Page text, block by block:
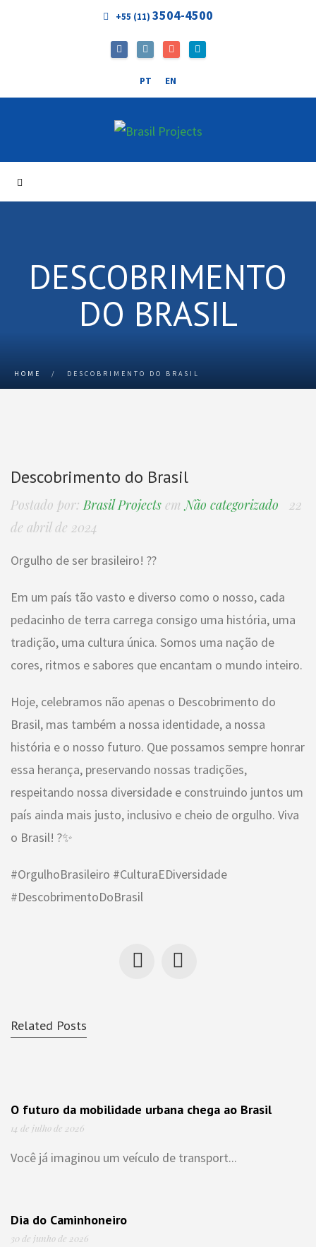
+55 (11) 3504-4500
PT EN
DESCOBRIMENTO
DO BRASIL
HOME / DESCOBRIMENTO DO BRASIL
Descobrimento do Brasil
Postado por: Brasil Projects em Não categorizado
22
de abril de 2024
Orgulho de ser brasileiro! ??
Em um país tão vasto e diverso como o nosso, cada
pedacinho de terra carrega consigo uma história, uma
tradição, uma cultura única. Somos uma nação de
cores, ritmos e sabores que encantam o mundo inteiro.
Hoje, celebramos não apenas o Descobrimento do
Brasil, mas também a nossa identidade, a nossa
história e o nosso futuro. Que possamos sempre honrar
essa herança, preservando nossas tradições,
respeitando nossa diversidade e construindo juntos um
país ainda mais justo, inclusivo e cheio de orgulho. Viva
o Brasil! ?✨
#OrgulhoBrasileiro #CulturaEDiversidade
#DescobrimentoDoBrasil
Related Posts
O futuro da mobilidade urbana chega ao Brasil
14 de julho de 2026
Você já imaginou um veículo de transport...
Dia do Caminhoneiro
30 de junho de 2026